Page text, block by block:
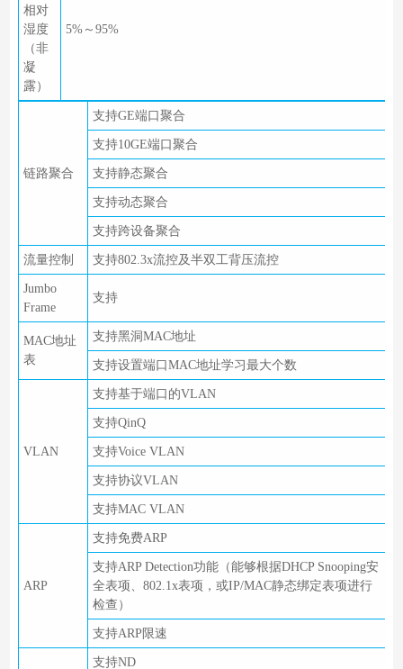
相对
湿度
（非
凝
露）
5%～95%
链路聚合
支持GE端口聚合
支持10GE端口聚合
支持静态聚合
支持动态聚合
支持跨设备聚合
流量控制 支持802.3x流控及半双工背压流控
Jumbo
Frame
支持
MAC地址
表
支持黑洞MAC地址
支持设置端口MAC地址学习最大个数
VLAN
支持基于端口的VLAN
支持QinQ
支持Voice VLAN
支持协议VLAN
支持MAC VLAN
ARP
支持免费ARP
支持ARP Detection功能（能够根据DHCP Snooping安
全表项、802.1x表项，或IP/MAC静态绑定表项进行
检查）
支持ARP限速
支持ND